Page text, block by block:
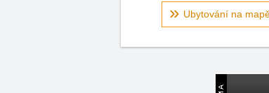
Ubytování na